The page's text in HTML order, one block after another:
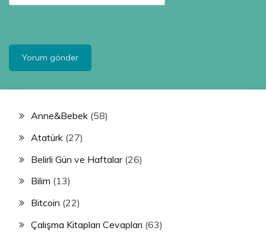
Anne&Bebek (58)
Atatürk (27)
Belirli Gün ve Haftalar(26)
Bilim (13)
Bitcoin (22)
Çalışma Kitapları Cevapları (63)